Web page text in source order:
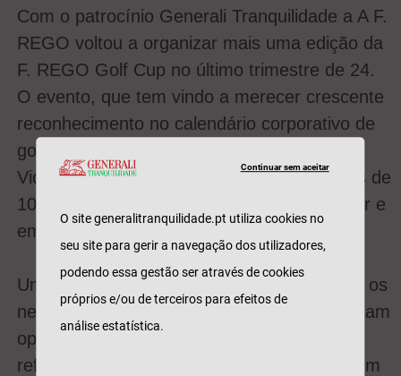
Com o patrocínio Generali Tranquilidade a A F.
REGO voltou a organizar mais uma edição da
F. REGO Golf Cup no último trimestre de 24.
O evento, que tem vindo a merecer crescente
reconhecimento no calendário corporativo de
golfe em Portugal, teve lugar no icónico
Vidago Palace Golf Course e envolveu mais de
100 participantes ligados ao setor segurador e
empresarial.
Um dia que demonstrou como o desporto e os
negócios, juntos, reforçam laços e apresentam
oportunidades à luz do prazer do golfe. Um
reforço do estabelecimento de sinergias, bem
Continuar sem aceitar
O site generalitranquilidade.pt utiliza cookies no
seu site para gerir a navegação dos utilizadores,
podendo essa gestão ser através de cookies
próprios e/ou de terceiros para efeitos de
análise estatística.